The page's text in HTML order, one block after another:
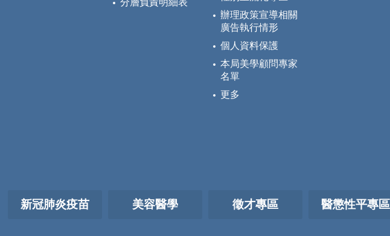
分層負責明細表
辦理政策宣導相關
廣告執行情形
個人資料保護
本局美學顧問專家
名單
更多
新冠肺炎疫苗 美容醫學 徵才專區 醫懲性平專區